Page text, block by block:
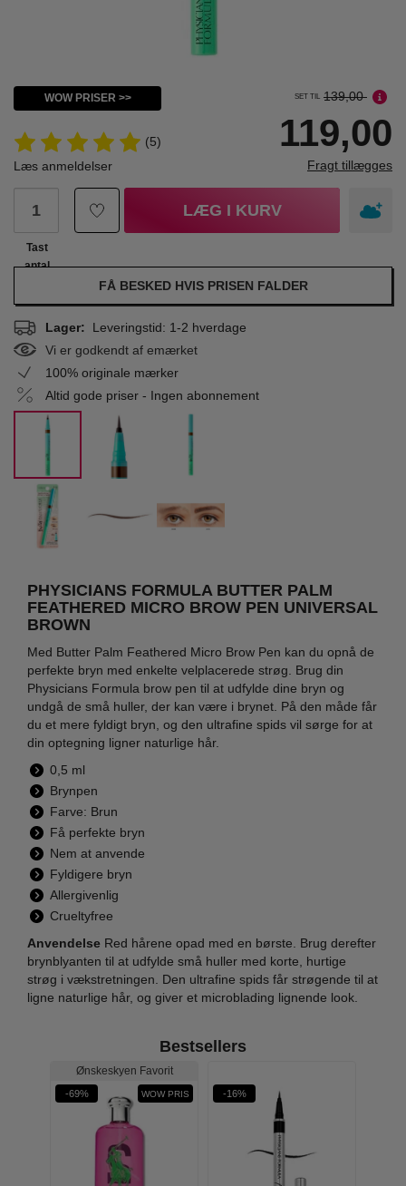
WOW PRISER >>
(5)
Læs anmeldelser
SET TIL 139,00
119,00
Fragt tillægges
Tast
antal
LÆG I KURV
FÅ BESKED HVIS PRISEN FALDER
Lager: Leveringstid: 1-2 hverdage
Vi er godkendt af emærket
100% originale mærker
Altid gode priser - Ingen abonnement
PHYSICIANS FORMULA BUTTER PALM
FEATHERED MICRO BROW PEN UNIVERSAL
BROWN
Med Butter Palm Feathered Micro Brow Pen kan du opnå de
perfekte bryn med enkelte velplacerede strøg. Brug din
Physicians Formula brow pen til at udfylde dine bryn og
undgå de små huller, der kan være i brynet. På den måde får
du et mere fyldigt bryn, og den ultrafine spids vil sørge for at
din optegning ligner naturlige hår.
0,5 ml
Brynpen
Farve: Brun
Få perfekte bryn
Nem at anvende
Fyldigere bryn
Allergivenlig
Crueltyfree
Anvendelse Red hårene opad med en børste. Brug derefter
brynblyanten til at udfylde små huller med korte, hurtige
strøg i vækstretningen. Den ultrafine spids får strøgende til at
ligne naturlige hår, og giver et microblading lignende look.
Bestsellers
Ønskeskyen Favorit
-69% WOW PRIS -16%